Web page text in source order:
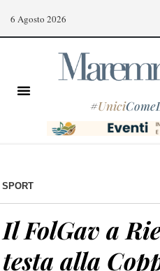
6 Agosto 2026
#Unici
SPORT
Il FolGav a
testa alla